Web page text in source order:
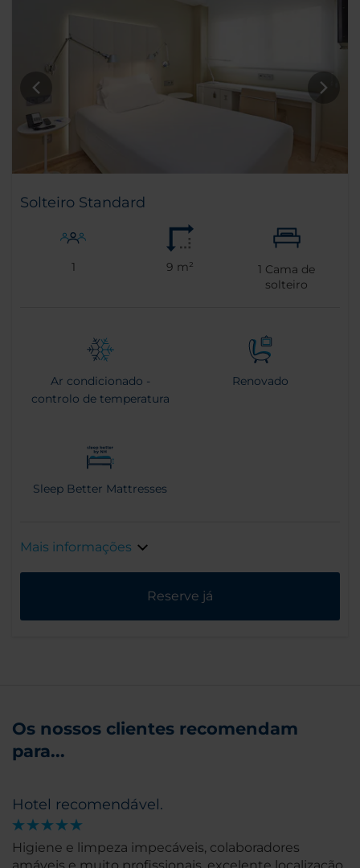
Solteiro Standard
1 9 m² 1 Cama de
solteiro
Ar condicionado -
controlo de temperatura
Renovado
Sleep Better Mattresses
Mais informações
Reserve já
Os nossos clientes recomendam
para...
Hotel recomendável.
Higiene e limpeza impecáveis, colaboradores
amáveis e muito profissionais, excelente localização,